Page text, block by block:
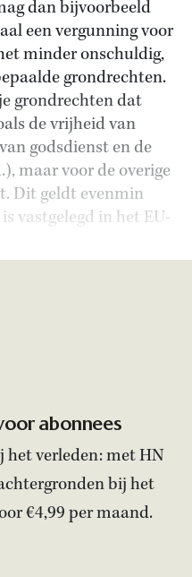
dan bijvoorbeeld
een vergunning voor
minder onschuldig,
grondrechten.
grondrechten dat
de vrijheid van
godsdienst en de
maar voor de overige
Dit geldt evenmin
vastgelegd in het EU-
abonnees
het verleden: met HN
bij het
€4,99 per maand.